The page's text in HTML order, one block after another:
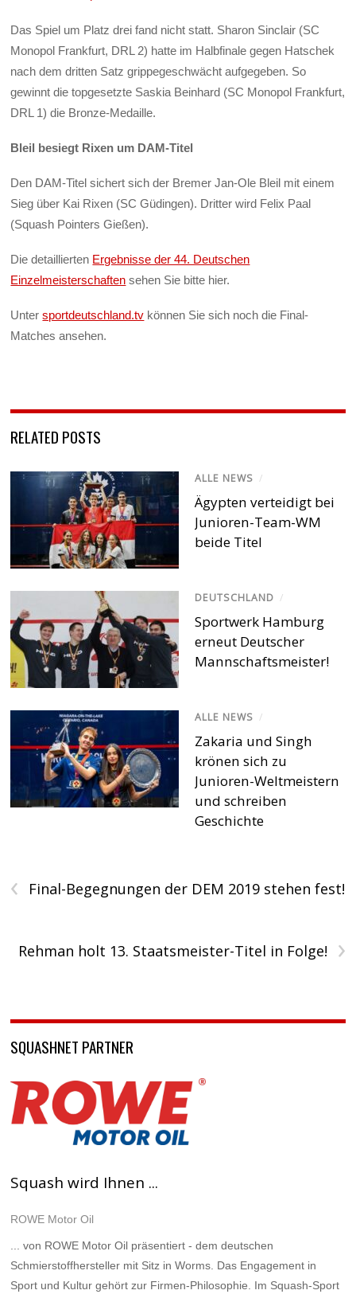
Das Spiel um Platz drei fand nicht statt. Sharon Sinclair (SC
Monopol Frankfurt, DRL 2) hatte im Halbfinale gegen Hatschek
nach dem dritten Satz grippegeschwächt aufgegeben. So
gewinnt die topgesetzte Saskia Beinhard (SC Monopol Frankfurt,
DRL 1) die Bronze-Medaille.
Bleil besiegt Rixen um DAM-Titel
Den DAM-Titel sichert sich der Bremer Jan-Ole Bleil mit einem
Sieg über Kai Rixen (SC Güdingen). Dritter wird Felix Paal
(Squash Pointers Gießen).
Die detaillierten Ergebnisse der 44. Deutschen
Einzelmeisterschaften sehen Sie bitte hier.
Untersportdeutschland.tv können Sie sich noch die Final-
Matches ansehen.
RELATED POSTS
ALLE NEWS /
Ägypten verteidigt bei
Junioren-Team-WM
beide Titel
DEUTSCHLAND /
Sportwerk Hamburg
erneut Deutscher
Mannschaftsmeister!
ALLE NEWS /
Zakaria und Singh
krönen sich zu
Junioren-Weltmeistern
und schreiben
Geschichte
‹ Final-Begegnungen der DEM 2019 stehen fest!
›
Rehman holt 13. Staatsmeister-Titel in Folge!
SQUASHNET PARTNER
Squash wird Ihnen ...
ROWE Motor Oil
... von ROWE Motor Oil präsentiert - dem deutschen
Schmierstoffhersteller mit Sitz in Worms. Das Engagement in
Sport und Kultur gehört zur Firmen-Philosophie. Im Squash-Sport